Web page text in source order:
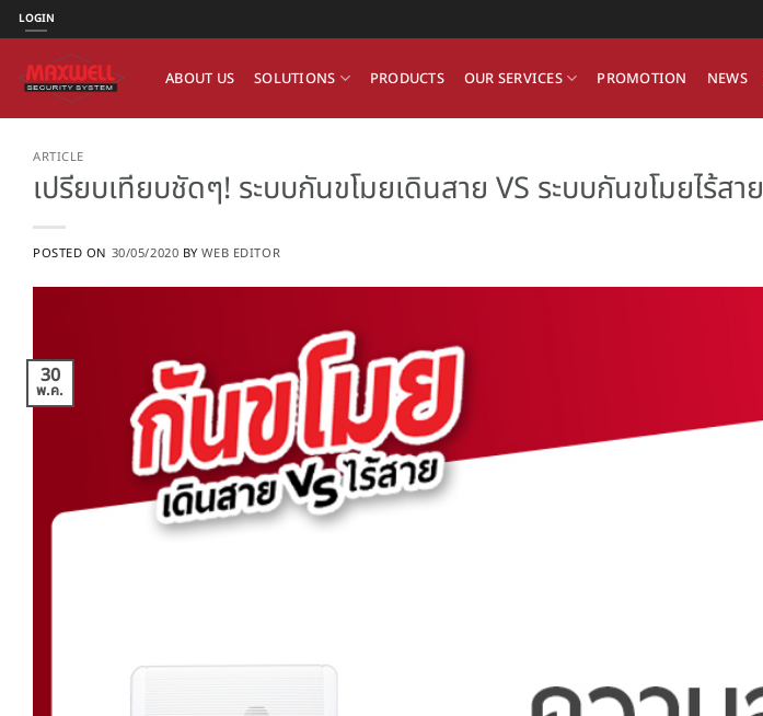
ข้าม
ไป
เนื้อหา
LOGIN
ABOUT US SOLUTIONS PRODUCTS OUR SERVICES PROMOTION NEWS
ARTICLE
เปรียบเทียบชัดๆ! ระบบกันขโมยเดินสาย VS ระบบกันขโมยไร้สาย
POSTED ON 30/05/2020 BYWEB EDITOR
30
พ.ค.